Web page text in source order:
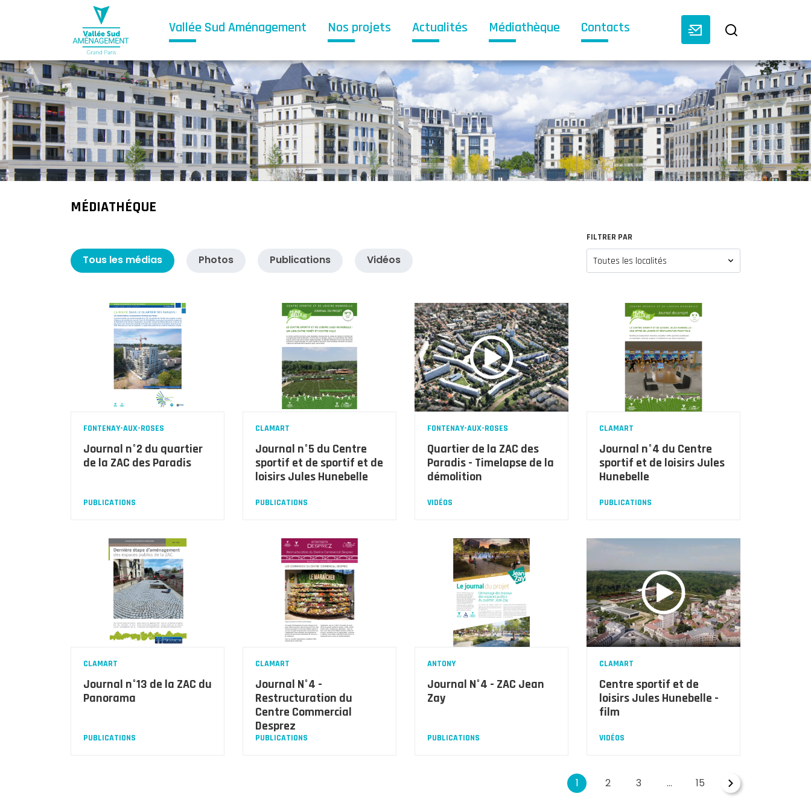
Vallée Sud Aménagement Nos projets Actualités Médiathèque Contacts
MÉDIATHÉQUE
Tous les médias Photos Publications Vidéos
FILTRER PAR
FONTENAY-AUX-ROSES
Journal n°2 du quartier
de la ZAC des Paradis
PUBLICATIONS
CLAMART
Journal n°5 du Centre
sportif et de sportif et de
loisirs Jules Hunebelle
PUBLICATIONS
FONTENAY-AUX-ROSES
Quartier de la ZAC des
Paradis - Timelapse de la
démolition
VIDÉOS
CLAMART
Journal n°4 du Centre
sportif et de loisirs Jules
Hunebelle
PUBLICATIONS
CLAMART
Journal n°13 de la ZAC du
Panorama
PUBLICATIONS
CLAMART
Journal N°4 -
Restructuration du
Centre Commercial
Desprez
PUBLICATIONS
ANTONY
Journal N°4 - ZAC Jean
Zay
PUBLICATIONS
CLAMART
Centre sportif et de
loisirs Jules Hunebelle -
film
VIDÉOS
1 2 3 … 15